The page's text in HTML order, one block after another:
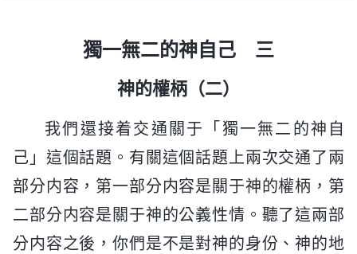
獨一無二的神自己 三
神的權柄（二）
我們還接着交通關于「獨一無二的神自
己」這個話題。有關這個話題上兩次交通了兩
部分内容，第一部分内容是關于神的權柄，第
二部分内容是關于神的公義性情。聽了這兩部
分内容之後，你們是不是對神的身份、神的地